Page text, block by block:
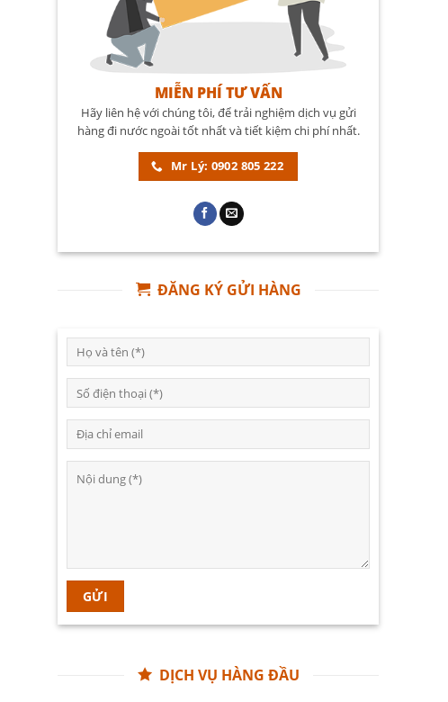
MIỄN PHÍ TƯ VẤN
Hãy liên hệ với chúng tôi, để trải nghiệm dịch vụ gửi
hàng đi nước ngoài tốt nhất và tiết kiệm chi phí nhất.
Mr Lý: 0902 805 222
ĐĂNG KÝ GỬI HÀNG
DỊCH VỤ HÀNG ĐẦU